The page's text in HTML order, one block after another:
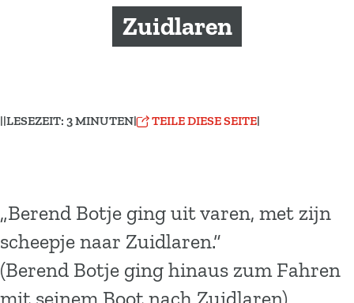
e
Zuidlaren
||LESEZEIT: 3 MINUTEN| TEILE DIESE SEITE|
„Berend Botje ging uit varen, met zijn
scheepje naar Zuidlaren.“
(Berend Botje ging hinaus zum Fahren